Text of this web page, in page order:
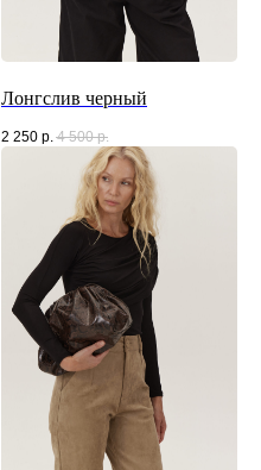
Лонгслив черный
2 250 р. 4 500 р.